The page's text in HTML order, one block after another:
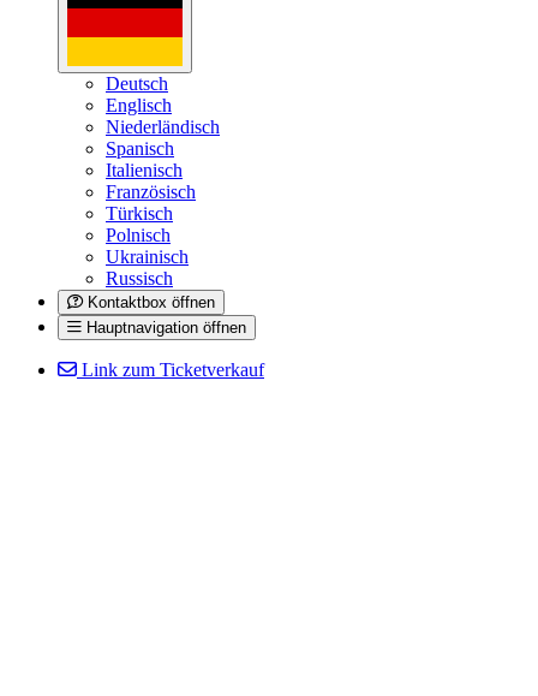
Deutsch
Englisch
Niederländisch
Spanisch
Italienisch
Französisch
Türkisch
Polnisch
Ukrainisch
Russisch
Kontaktbox öffnen
Hauptnavigation öffnen
Link zum Ticketverkauf